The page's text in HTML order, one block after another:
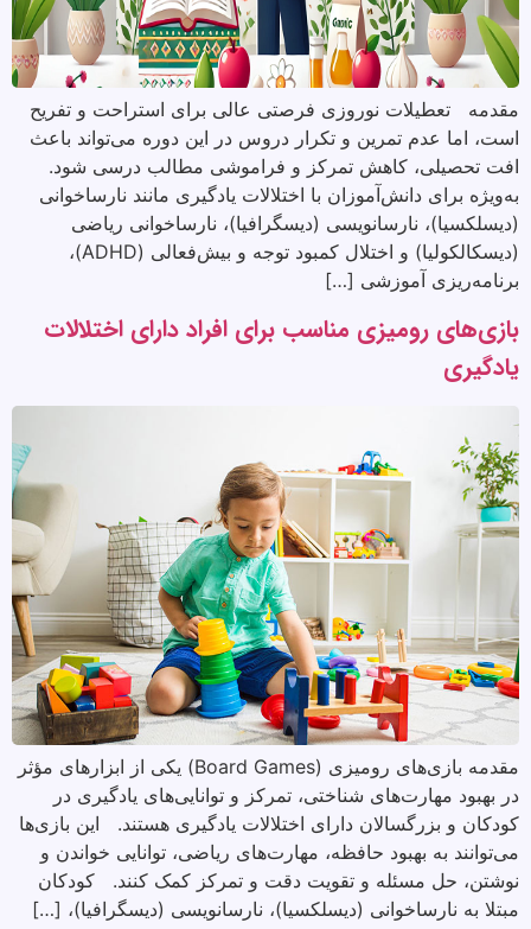
مقدمه تعطیلات نوروزی فرصتی عالی برای استراحت و تفریح
است، اما عدم تمرین و تکرار دروس در این دوره می‌تواند باعث
افت تحصیلی، کاهش تمرکز و فراموشی مطالب درسی شود.
به‌ویژه برای دانش‌آموزان با اختلالات یادگیری مانند نارساخوانی
(دیسلکسیا)، نارسانویسی (دیسگرافیا)، نارساخوانی ریاضی
(دیسکالکولیا) و اختلال کمبود توجه و بیش‌فعالی (ADHD)،
برنامه‌ریزی آموزشی […]
بازی‌های رومیزی مناسب برای افراد دارای اختلالات
یادگیری
مقدمه بازی‌های رومیزی (Board Games) یکی از ابزارهای مؤثر
در بهبود مهارت‌های شناختی، تمرکز و توانایی‌های یادگیری در
کودکان و بزرگسالان دارای اختلالات یادگیری هستند. این بازی‌ها
می‌توانند به بهبود حافظه، مهارت‌های ریاضی، توانایی خواندن و
نوشتن، حل مسئله و تقویت دقت و تمرکز کمک کنند. کودکان
مبتلا به نارساخوانی (دیسلکسیا)، نارسانویسی (دیسگرافیا)، […]